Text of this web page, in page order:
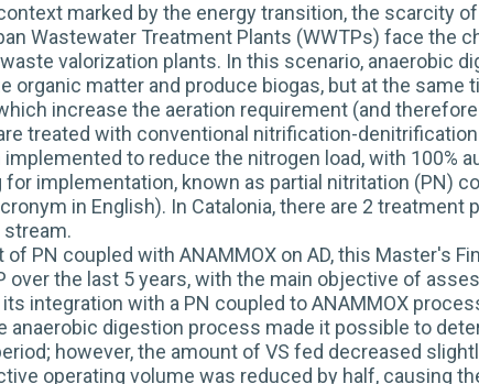
marked by the energy transition, the scarcity
Wastewater Treatment Plants (WWTPs) face the
valorization plants. In this scenario, anaerobic
organic matter and produce biogas, but at the same
increase the aeration requirement (and
treated with conventional nitrification-
to reduce the nitrogen load, with 100%
implementation, known as partial nitritation (PN)
in English). In Catalonia, there are 2
PN coupled with ANAMMOX on AD, this Master's
over the last 5 years, with the main objective of
integration with a PN coupled to ANAMMOX
anaerobic digestion process made it possible to
however, the amount of VS fed decreased
operating volume was reduced by half, causing